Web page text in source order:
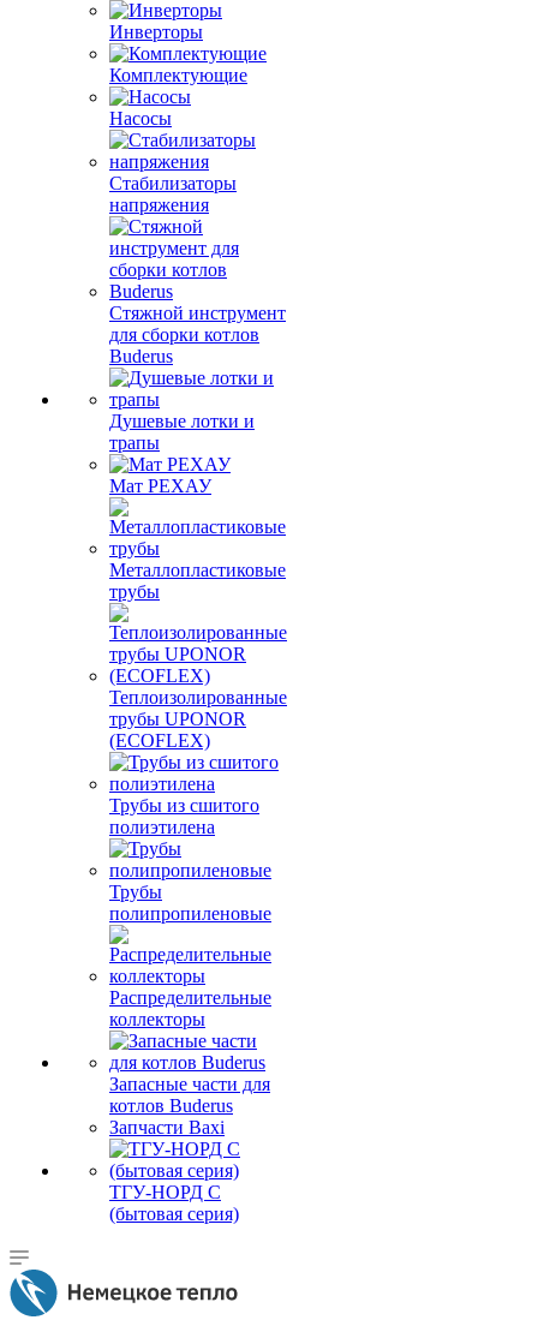
Инверторы
Комплектующие
Насосы
Стабилизаторы
напряжения
Стяжной инструмент
для сборки котлов
Buderus
Душевые лотки и
трапы
Мат РЕХАУ
Металлопластиковые
трубы
Теплоизолированные
трубы UPONOR
(ECOFLEX)
Трубы из сшитого
полиэтилена
Трубы
полипропиленовые
Распределительные
коллекторы
Запасные части для
котлов Buderus
Запчасти Baxi
ТГУ-НОРД С
(бытовая серия)